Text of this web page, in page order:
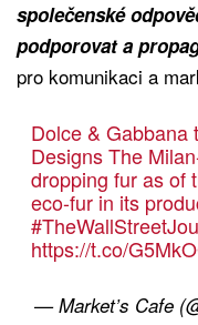
společenské
podporovat a
pro komunikaci a
Dolce & Gabbana
Designs The
dropping fur as of
eco-fur in its
https://t.co/
— Market’s Cafe